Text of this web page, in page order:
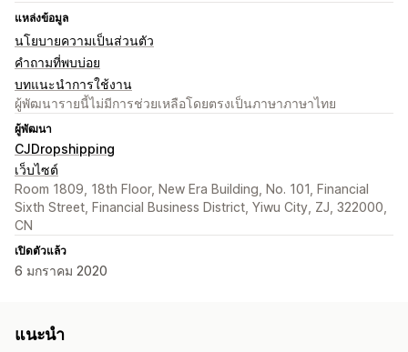
แหล่งข้อมูล
นโยบายความเป็นส่วนตัว
คำถามที่พบบ่อย
บทแนะนำการใช้งาน
ผู้พัฒนารายนี้ไม่มีการช่วยเหลือโดยตรงเป็นภาษาภาษาไทย
ผู้พัฒนา
CJDropshipping
เว็บไซต์
Room 1809, 18th Floor, New Era Building, No. 101, Financial
Sixth Street, Financial Business District, Yiwu City, ZJ, 322000,
CN
เปิดตัวแล้ว
6 มกราคม 2020
แนะนำ